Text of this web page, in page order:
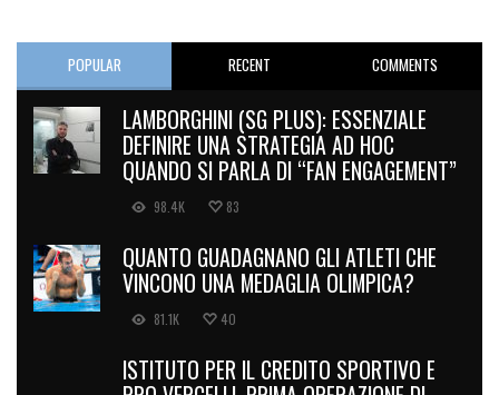
POPULAR RECENT COMMENTS
LAMBORGHINI (SG PLUS): ESSENZIALE
DEFINIRE UNA STRATEGIA AD HOC
QUANDO SI PARLA DI “FAN ENGAGEMENT”
98.4K 83
QUANTO GUADAGNANO GLI ATLETI CHE
VINCONO UNA MEDAGLIA OLIMPICA?
81.1K 40
ISTITUTO PER IL CREDITO SPORTIVO E